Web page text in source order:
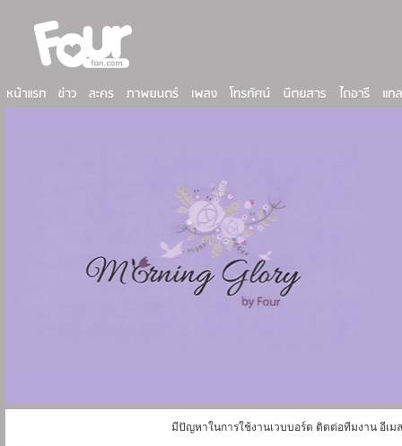
มีปัญหาในการใช้งานเวบบอร์ด ติดต่อทีมงาน อีเม